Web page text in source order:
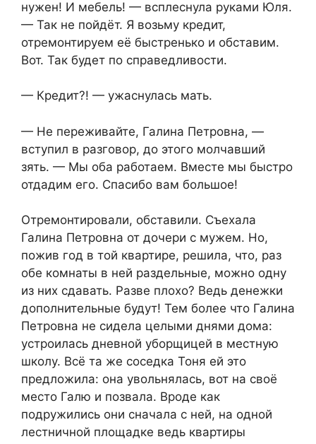
нужен! И мебель! — всплеснула руками Юля.
— Так не пойдёт. Я возьму кредит,
отремонтируем её быстренько и обставим.
Вот. Так будет по справедливости.
— Кредит?! — ужаснулась мать.
— Не переживайте, Галина Петровна, —
вступил в разговор, до этого молчавший
зять. — Мы оба работаем. Вместе мы быстро
отдадим его. Спасибо вам большое!
Отремонтировали, обставили. Съехала
Галина Петровна от дочери с мужем. Но,
пожив год в той квартире, решила, что, раз
обе комнаты в ней раздельные, можно одну
из них сдавать. Разве плохо? Ведь денежки
дополнительные будут! Тем более что Галина
Петровна не сидела целыми днями дома:
устроилась дневной уборщицей в местную
школу. Всё та же соседка Тоня ей это
предложила: она увольнялась, вот на своё
место Галю и позвала. Вроде как
подружились они сначала с ней, на одной
лестничной площадке ведь квартиры